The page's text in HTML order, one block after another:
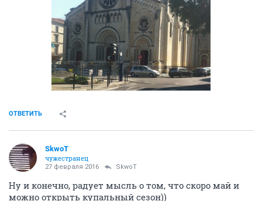
ОТВЕТИТЬ
SkwоT
чужестранец
27 февраля 2016 SkwоT
Ну и конечно, радует мысль о том, что скоро май и
можно открыть купальный сезон))